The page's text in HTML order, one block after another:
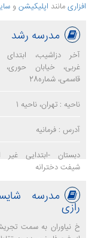
افزاری مانند اپلیکیشن و
مدرسه رشد
آخر دزاشیب، ابتدای
غربی، خیابان حوری،
قاسمی، شماره28
ناحیه : تهران، ناحیه 1
آدرس : فرمانیه
دبستان -ابتدایی غیر
شیفت دخترانه
مدرسه
رازی
خ نیاوران به سمت